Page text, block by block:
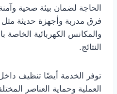
الحاجة لضمان بيئة صحية
فرق مدربة وأجهزة حديثة
والمكانس الكهربائية
النتائج.
توفر الخدمة أيضًا تنظيف
العملية وحماية العناصر